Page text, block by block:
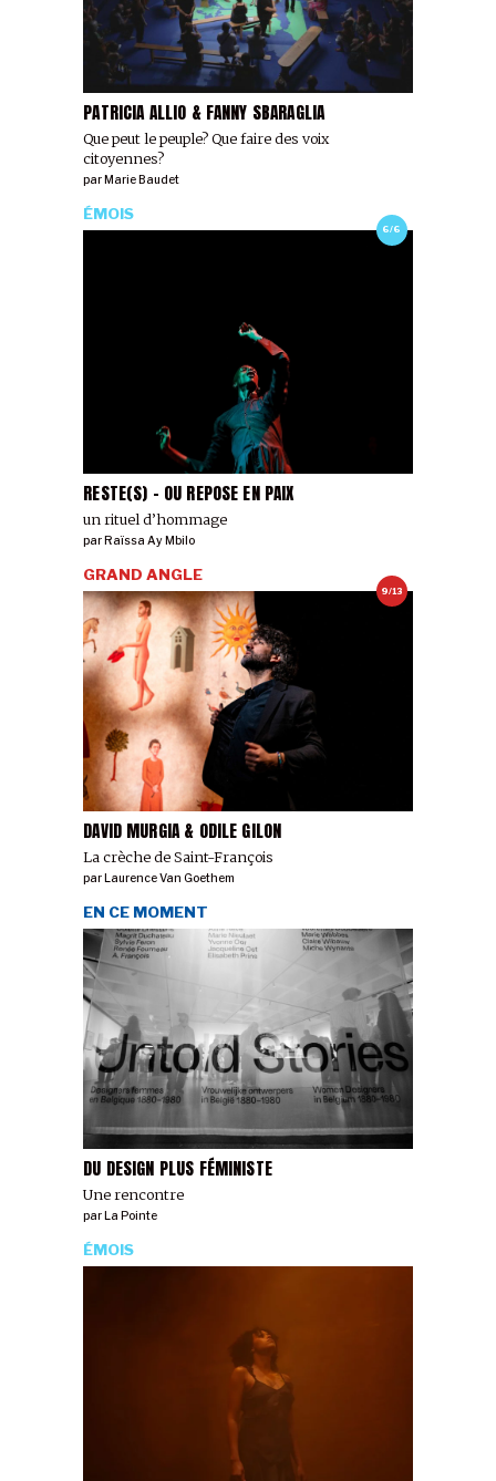
PATRICIA ALLIO & FANNY SBARAGLIA
Que peut le peuple? Que faire des voix
citoyennes?
parMarie Baudet
6/6
RESTE(S) - OU REPOSE EN PAIX
un rituel d’hommage
ÉMOIS
par Raïssa Ay Mbilo
9/13
DAVID MURGIA & ODILE GILON
La crèche de Saint-François
GRAND ANGLE
parLaurence Van Goethem
DU DESIGN PLUS FÉMINISTE
Une rencontre
EN CE MOMENT
parLa Pointe
ÉMOIS